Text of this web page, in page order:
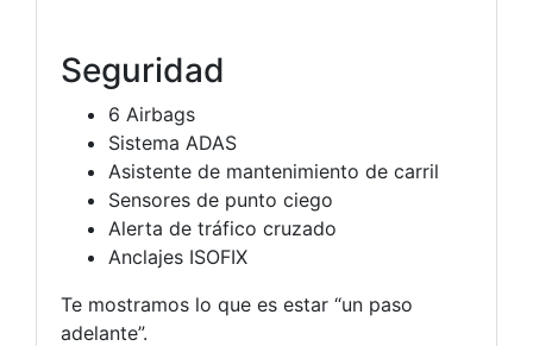
Seguridad
6 Airbags
Sistema ADAS
Asistente de mantenimiento de carril
Sensores de punto ciego
Alerta de tráfico cruzado
Anclajes ISOFIX
Te mostramos lo que es estar “un paso
adelante”.